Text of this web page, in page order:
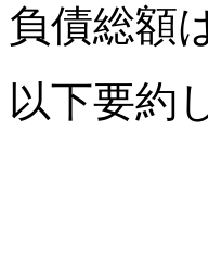
負債総額
以下要約